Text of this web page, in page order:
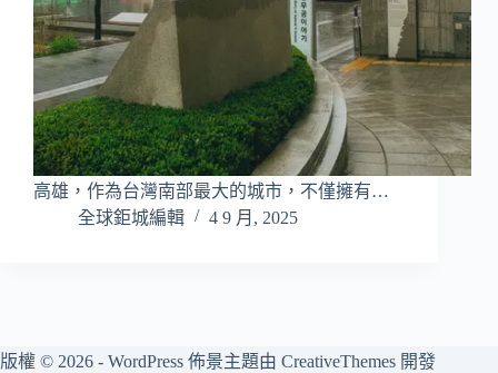
高雄，作為台灣南部最大的城市，不僅擁有…
全球鉅城編輯
4 9 月, 2025
版權 © 2026 - WordPress 佈景主題由 CreativeThemes 開發